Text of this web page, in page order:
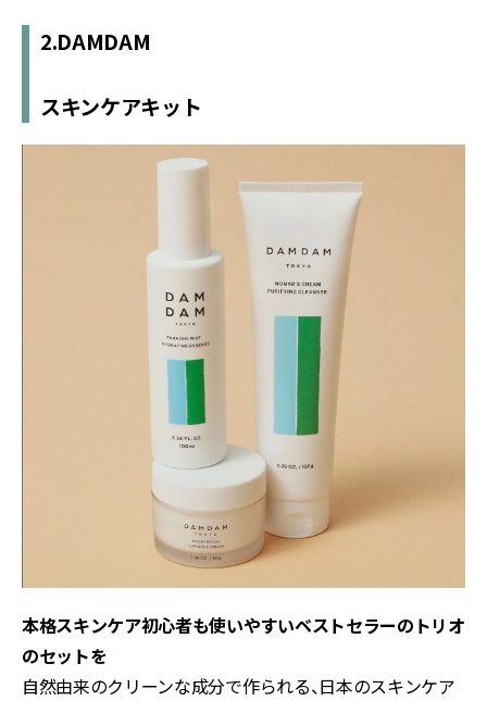
2.DAMDAM
スキンケアキット
本格スキンケア初心者も使いやすいベストセラーのトリオ
のセットを
自然由来のクリーンな成分で作られる、日本のスキンケア